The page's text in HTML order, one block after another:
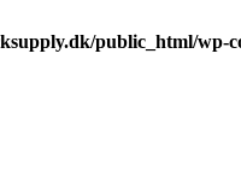
public_html/wp-